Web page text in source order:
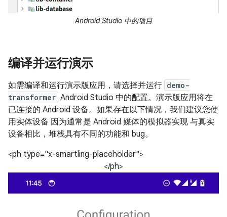
Android Studio 中的项目
编译并运行演示
如需编译和运行演示版应用，请选择并运行 demo-
transformer Android Studio 中的配置。演示版应用将在
已连接的 Android 设备。如果存在以下情况，我们建议您使
用实体设备 因为通常是 Android 媒体的模拟器实现 与真实
设备相比，堆栈具有不同的功能和 bug。
<ph type="x-smartling-placeholder">
</ph>